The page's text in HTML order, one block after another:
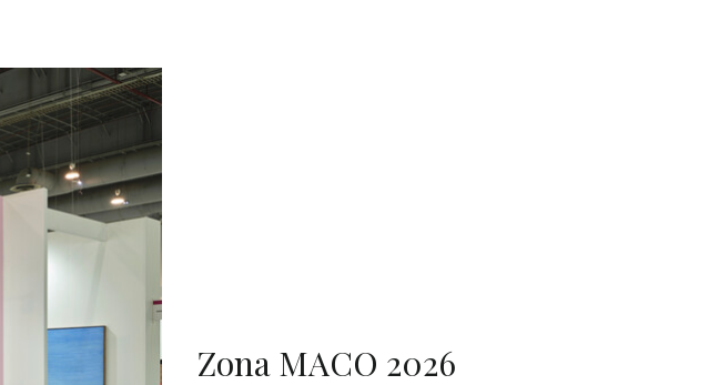
Zona MACO 2026